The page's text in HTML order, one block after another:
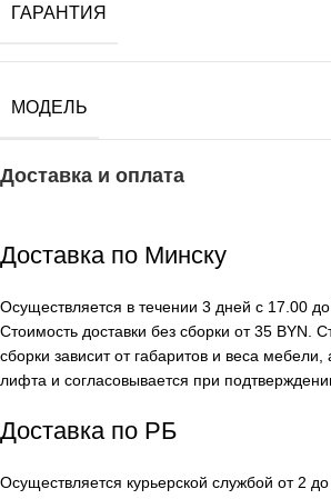
ГАРАНТИЯ
МОДЕЛЬ
Доставка и оплата
Доставка по Минску
Осуществляется в течении 3 дней с 17.00
Стоимость доставки без сборки от 35 BYN.
сборки зависит от габаритов и веса мебели,
лифта и согласовывается при
Доставка по РБ
Осуществляется курьерской службой от 2